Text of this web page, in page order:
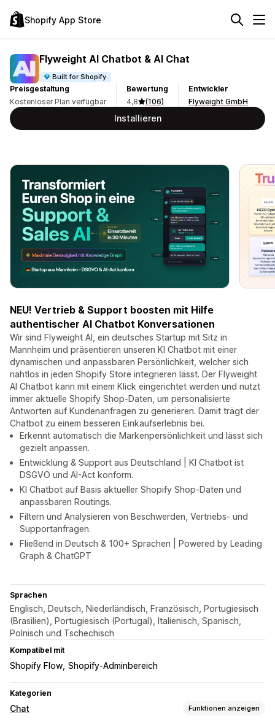
Shopify App Store
Flyweight AI Chatbot & AI Chat
Built for Shopify
Preisgestaltung
Kostenloser Plan verfügbar
Bewertung
4,8
(106)
Entwickler
Flyweight GmbH
Installieren
NEU! Vertrieb & Support boosten mit Hilfe
authentischer AI Chatbot Konversationen
Wir sind Flyweight AI, ein deutsches Startup mit Sitz in
Mannheim und präsentieren unseren KI Chatbot mit einer
dynamischen und anpassbaren Persönlichkeit, welcher sich
nahtlos in jeden Shopify Store integrieren lässt. Der Flyweight
AI Chatbot kann mit einem Klick eingerichtet werden und nutzt
immer aktuelle Shopify Shop-Daten, um personalisierte
Antworten auf Kundenanfragen zu generieren. Damit trägt der
Chatbot zu einem besseren Einkaufserlebnis bei.
Erkennt automatisch die Markenpersönlichkeit und lässt sich
gezielt anpassen.
Entwicklung & Support aus Deutschland | KI Chatbot ist
DSGVO und AI-Act konform.
KI Chatbot auf Basis aktueller Shopify Shop-Daten und
anpassbaren Routings.
Filtern und Analysieren von Beschwerden, Vertriebs- und
Supportanfragen.
Fließend in Deutsch & 100+ Sprachen | Powered by Leading
Graph & ChatGPT
Sprachen
Englisch, Deutsch, Niederländisch, Französisch, Portugiesisch
(Brasilien), Portugiesisch (Portugal), Italienisch, Spanisch,
Polnisch und Tschechisch
Kompatibel mit
Shopify Flow Shopify-Adminbereich
Kategorien
Chat Funktionen anzeigen